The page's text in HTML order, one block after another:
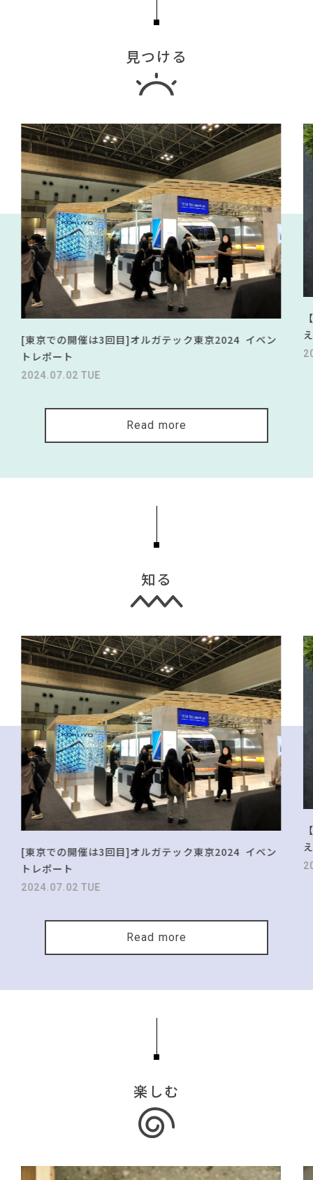
見つける
[東京での開催は3回目]オルガテック東京2024 イベン
トレポート
2024.07.02 TUE
Read more
知る
[東京での開催は3回目]オルガテック東京2024 イベン
トレポート
2024.07.02 TUE
Read more
楽しむ